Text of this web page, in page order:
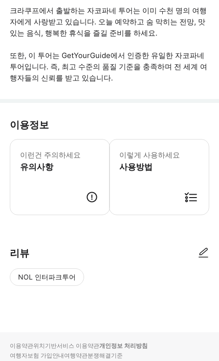
크라쿠프에서 출발하는 자코파네 투어는 이미 수천 명의 여행
자에게 사랑받고 있습니다. 오늘 예약하고 숨 막히는 전망, 맛
있는 음식, 행복한 휴식을 즐길 준비를 하세요.
또한, 이 투어는 GetYourGuide에서 인증한 유일한 자코파네
투어입니다. 즉, 최고 수준의 품질 기준을 충족하며 전 세계 여
행자들의 신뢰를 받고 있습니다.
이용정보
이런건 주의하세요
유의사항
프라이빗 투어가 아니며, 다른 참가자
이렇게 사용하세요
사용방법
리뷰
NOL 인터파크투어
입니
다.
순
상
이용약관위치기반서비스 이용약관개인정보 처리방침
여행자보험 가입안내여행약관분쟁해결기준